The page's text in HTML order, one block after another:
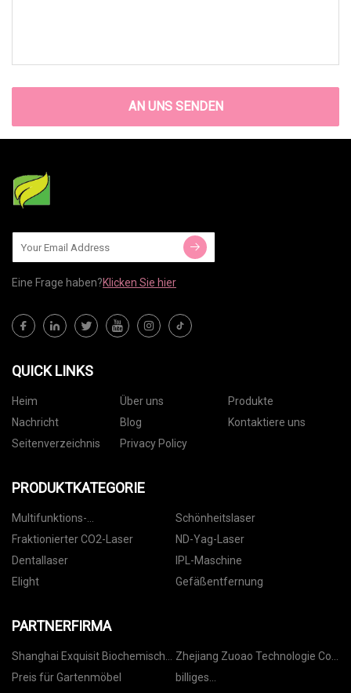
AN UNS SENDEN
Eine Frage haben?Klicken Sie hier
QUICK LINKS
Heim Über uns
Produkte
Nachricht
Blog
Kontaktiere uns
Seitenverzeichnis
Privacy Policy
PRODUKTKATEGORIE
Multifunktions-
Schönheitsmaschine
Schönheitslaser
Fraktionierter CO2-Laser
ND-Yag-Laser
Dentallaser
IPL-Maschine
Elight
Gefäßentfernung
PARTNERFIRMA
Shanghai Exquisit Biochemisch
Co., GmbH
Zhejiang Zuoao Technologie Co.,
Ltd.
Preis für Gartenmöbel
billiges